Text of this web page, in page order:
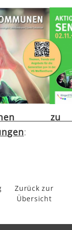
:
Zurück zur
Übersicht